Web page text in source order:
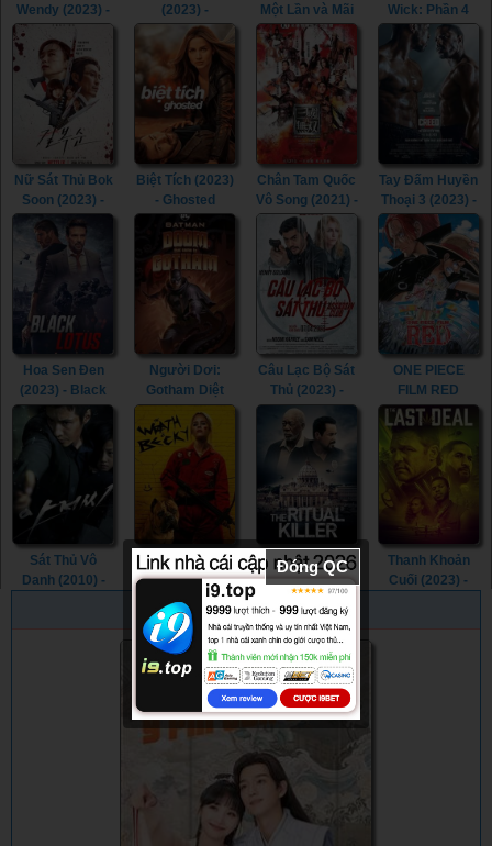
Wendy (2023) -
Peter Pan &
Wendy (2023)
(2023) -
Mother's Day
(2023)
Một Lần và Mãi
Mãi (2023) -
Mighty Morphin
Power Rangers:
Once & Always
(2023)
Wick: Phần 4
(2023) - John
Wick: Chapter 4
Nữ Sát Thủ Bok
Soon (2023) -
(2023)
Biệt Tích (2023)
- Ghosted
(2023)
Chân Tam Quốc
Vô Song (2021) -
Dynasty
Warriors (2021)
Tay Đấm Huyền
Thoại 3 (2023) -
Creed III (2023)
Hoa Sen Đen
(2023) - Black
Lotus (2023)
Người Dơi:
Gotham Diệt
Vong (2023) -
Batman: The
Doom That
Came to
Gotham (2023)
Câu Lạc Bộ Sát
Thủ (2023) -
Assassin Club
(2023)
ONE PIECE
FILM RED
(2022) - ONE
PIECE FILM
RED (2022)
Sát Thủ Vô
Danh (2010) -
Cơn Thịnh Nộ
Của Becky
(2023) - The
Wrath of Becky
(2023)
Nghi Thức Tử
Thần (2023) -
(2023)
Thanh Khoản
Cuối (2023) -
PHIM NGẪU NHIÊN
Đóng QC